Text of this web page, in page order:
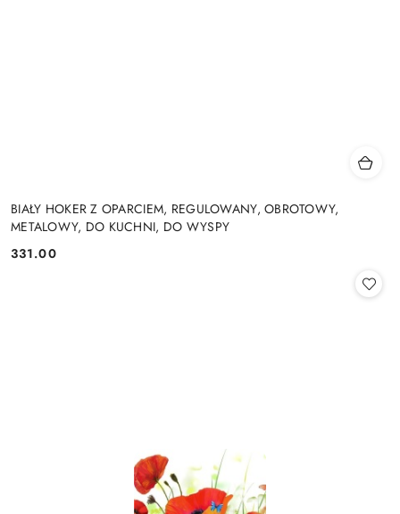
BIAŁY HOKER Z OPARCIEM, REGULOWANY, OBROTOWY,
METALOWY, DO KUCHNI, DO WYSPY
Cena:
331.00